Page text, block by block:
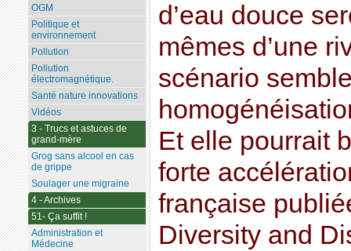
d’eau douce
mêmes d’une
scénario
Et elle pourrait
forte
française
Diversity and
OGM
Politique et
environnement
Pollution
Pollution
électromagnétique.
Santé nature innovations
Vidéos
3 - Trucs et astuces de
grand-mère
Grog sans alcool en cas
de grippe
Soulager une migraine
4 - Archives
51- Ça suffit !
Administration et
Médecine